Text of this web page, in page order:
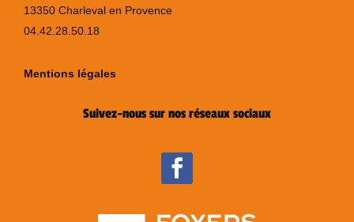
13350 Charleval en Provence
04.42.28.50.18
Mentions légales
Suivez-nous sur nos réseaux sociaux